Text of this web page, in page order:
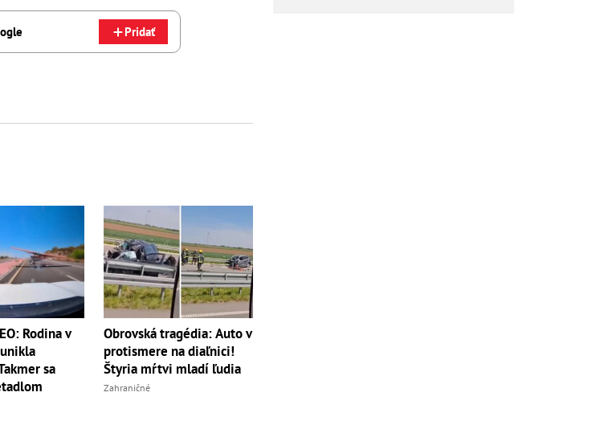
Pridať
Rodina v
sa
Obrovská tragédia: Auto v
protismere na diaľnici!
Štyria mŕtvi mladí ľudia
Zahraničné